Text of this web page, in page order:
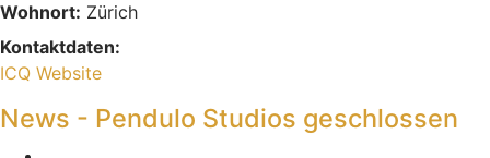
Wohnort: Zürich
Kontaktdaten:
Kontaktdaten von Anamon
ICQ Website
News - Pendulo Studios geschlossen